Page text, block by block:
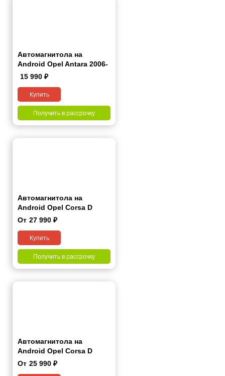
Автомагнитола на
Android Opel Antara 2006-
2015 9 дюймов
15 990 ₽
Купить
Получить в рассрочку
Автомагнитола на
Android Opel Corsa D
2006-2015 7 дюймов
От 27 990 ₽
Купить
Получить в рассрочку
Автомагнитола на
Android Opel Corsa D
2006-2015 9 дюймов
От 25 990 ₽